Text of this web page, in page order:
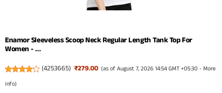
Enamor Sleeveless Scoop Neck Regular Length Tank Top For
Women - ...
(4253665) ₹279.00 (as of August 7, 2026 14:54 GMT +05:30 -More
info)